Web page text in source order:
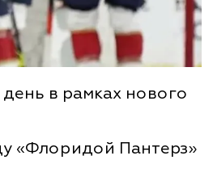
в рамках нового
«Флоридой Пантерз»